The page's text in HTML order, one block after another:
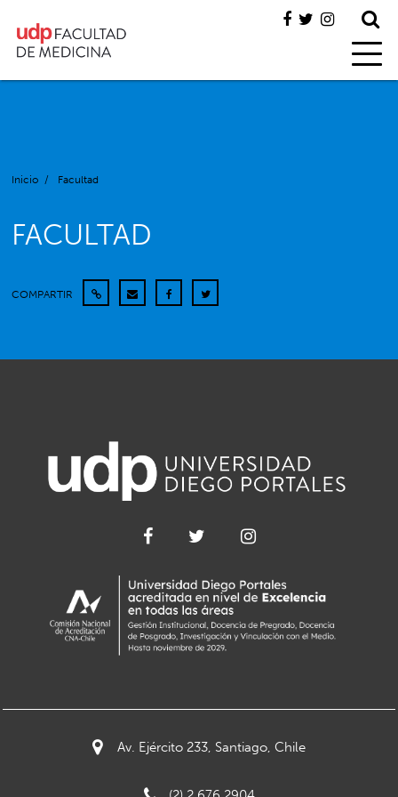
Inicio / Facultad
FACULTAD
COMPARTIR
Av. Ejército 233, Santiago, Chile